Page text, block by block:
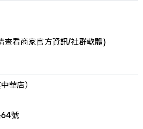
查看商家官方資訊/社群軟體)
華店）
64號